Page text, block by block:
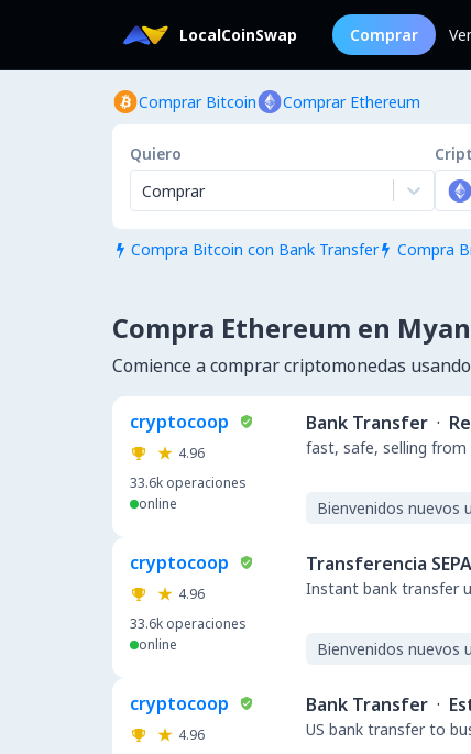
LocalCoinSwap Comprar
Comprar Bitcoin Comprar Ethereum
Quiero
Comprar
 Compra Bitcoin con Bank Transfer  Compra
Compra Ethereum en
Comience a comprar criptomonedas
cryptocoop
4.96
33.6k operaciones
online
Bank Transfer ·
fast, safe, selling
Bienvenidos nuevos
cryptocoop
4.96
33.6k operaciones
online
Transferencia SEPA
Instant bank transfer
Bienvenidos nuevos
cryptocoop
4.96
Bank Transfer ·
US bank transfer to